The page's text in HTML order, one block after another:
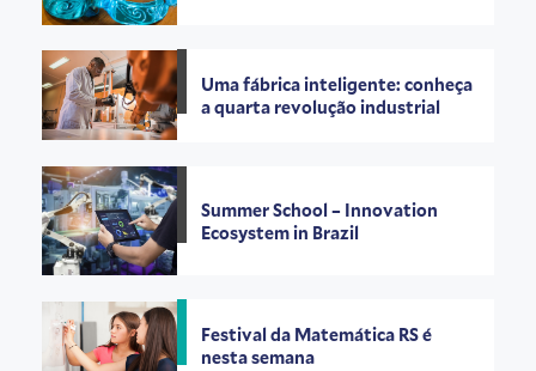
Uma fábrica inteligente: conheça
a quarta revolução industrial
Summer School – Innovation
Ecosystem in Brazil
Festival da Matemática RS é
nesta semana